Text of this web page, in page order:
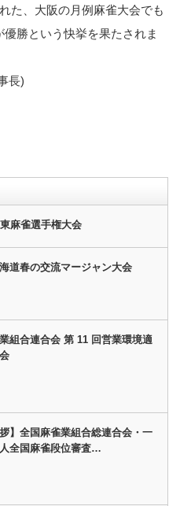
た、大阪の月例麻雀大会でも
勝という快挙を果たされま
長)
麻雀選手権大会
道春の交流マージャン大会
組合連合会 第 11 回営業環境適
拶】全国麻雀業組合総連合会・一
全国麻雀段位審査…